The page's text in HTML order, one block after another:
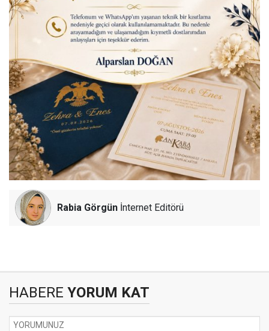
Rabia Görgün İnternet Editörü
HABERE YORUM KAT